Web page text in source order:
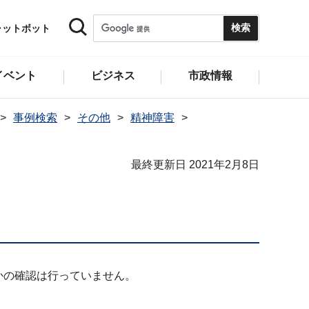
トボット
ント ビジネス 市政情報
事例検索 その他
精神障害
最終更新日 2021年2月8日
確認は行っていません。